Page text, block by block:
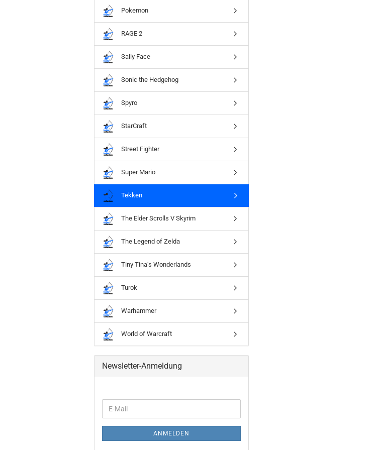
Pokemon
RAGE 2
Sally Face
Sonic the Hedgehog
Spyro
StarCraft
Street Fighter
Super Mario
Tekken
The Elder Scrolls V Skyrim
The Legend of Zelda
Tiny Tina’s Wonderlands
Turok
Warhammer
World of Warcraft
Newsletter-Anmeldung
ZUR
E-
Mail
ANMELDEN